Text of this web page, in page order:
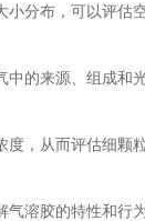
分布，可以评估
的来源、组成和
，从而评估细颗
溶胶的特性和行